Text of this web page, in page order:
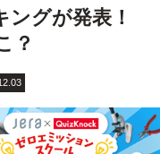
ングが発表！
？